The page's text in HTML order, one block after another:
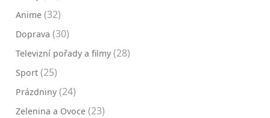
Anime (32)
Doprava (30)
Televizní pořady a filmy (28)
Sport (25)
Prázdniny (24)
Zelenina a Ovoce (23)